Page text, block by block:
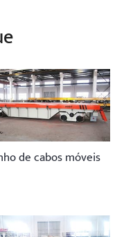
de cabos móveis